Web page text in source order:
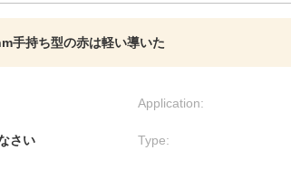
手持ち型の赤は軽い導いた
Application:
さい Type: